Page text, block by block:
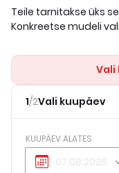
Teile tarnitakse üks
Konkreetse mudeli
Vali
1/2Vali kuupäev
KUUPÄEV ALATES